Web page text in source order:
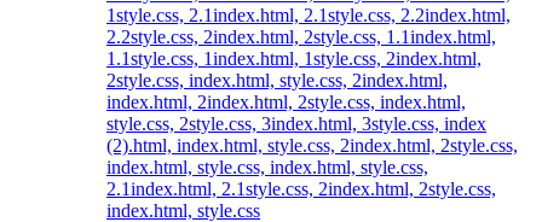
1style.css, 2.1index.html, 2.1style.css, 2.2index.html,
2.2style.css, 2index.html, 2style.css, 1.1index.html,
1.1style.css, 1index.html, 1style.css, 2index.html,
2style.css, index.html, style.css, 2index.html,
index.html, 2index.html, 2style.css, index.html,
style.css, 2style.css, 3index.html, 3style.css, index
(2).html, index.html, style.css, 2index.html, 2style.css,
index.html, style.css, index.html, style.css,
2.1index.html, 2.1style.css, 2index.html, 2style.css,
index.html, style.css